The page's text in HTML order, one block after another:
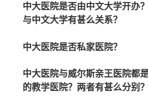
中大医院是否由中文大学开办
与中文大学有甚么关系？
中大医院是否私家医院？
中大医院与威尔斯亲王医院都
的教学医院？两者有甚么分别？